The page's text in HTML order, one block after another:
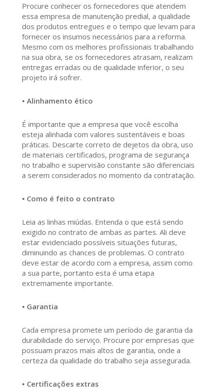
Procure conhecer os fornecedores que atendem
essa empresa de manutenção predial, a qualidade
dos produtos entregues e o tempo que levam para
fornecer os insumos necessários para a reforma.
Mesmo com os melhores profissionais trabalhando
na sua obra, se os fornecedores atrasam, realizam
entregas erradas ou de qualidade inferior, o seu
projeto irá sofrer.
• Alinhamento ético
É importante que a empresa que você escolha
esteja alinhada com valores sustentáveis e boas
práticas. Descarte correto de dejetos da obra, uso
de materiais certificados, programa de segurança
no trabalho e supervisão constante são diferenciais
a serem considerados no momento da contratação.
• Como é feito o contrato
Leia as linhas miúdas. Entenda o que está sendo
exigido no contrato de ambas as partes. Ali deve
estar evidenciado possíveis situações futuras,
diminuindo as chances de problemas. O contrato
deve estar de acordo com a empresa, assim como
a sua parte, portanto esta é uma etapa
extremamente importante.
• Garantia
Cada empresa promete um período de garantia da
durabilidade do serviço. Procure por empresas que
possuam prazos mais altos de garantia, onde a
certeza da qualidade do trabalho seja assegurada.
• Certificações extras